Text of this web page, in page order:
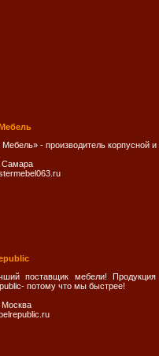
- производитель корпусной
Самара
поставщик мебели!
потому что мы быстрее!
Москва